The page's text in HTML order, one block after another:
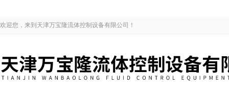
欢迎您，来到天津万宝隆流体控制设备有限公司！